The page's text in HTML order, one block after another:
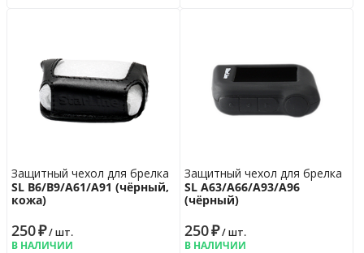
Защитный чехол для брелка
SL B6/B9/A61/A91 (чёрный,
кожа)
250₽/ шт.
В НАЛИЧИИ
Защитный чехол для брелка
SL A63/A66/A93/A96
(чёрный)
250₽/ шт.
В НАЛИЧИИ